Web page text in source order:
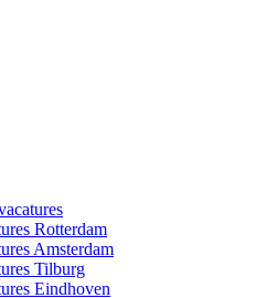
Rotterdam
Amsterdam
Tilburg
Eindhoven